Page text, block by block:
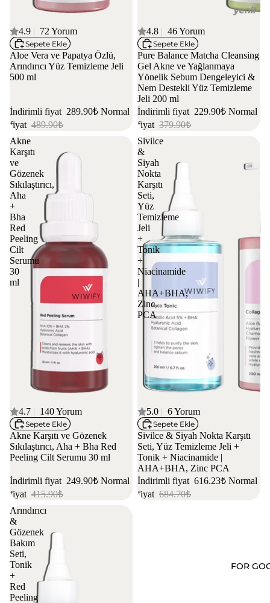
FOR
4 AL 3 ÖDE
4.9 | 72 Yorum
Sepete Ekle
Aloe Vera ve Papatya Özlü,
Arındırıcı Yüz Temizleme Jeli
500 ml
İndirimli fiyat 289.90₺ Normal
fiyat 489.90₺
4 AL 3 ÖDE
4.8 | 46 Yorum
Sepete Ekle
Pure Balance Matcha Cleansing
Gel Akne ve Yağlanmaya
Yönelik Sebum Dengeleyici &
Nem Destekli Yüz Temizleme
Jeli 200 ml
İndirimli fiyat 229.90₺ Normal
fiyat 379.90₺
Akne
Karşıtı
ve
Gözenek
Sıkılaştırıcı,
Aha
+
Bha
Red
Peeling
Cilt
Serumu
30
ml
4 AL 3 ÖDE
4.7 | 140 Yorum
Sepete Ekle
Akne Karşıtı ve Gözenek
Sıkılaştırıcı, Aha + Bha Red
Peeling Cilt Serumu 30 ml
İndirimli fiyat 249.90₺ Normal
fiyat 415.90₺
Sivilce
&
Siyah
Nokta
Karşıtı
Seti,
Yüz
Temizleme
Jeli
+
Tonik
+
Niacinamide
|
AHA+BHA,
Zinc
PCA
İNDİRİM
5.0 | 6 Yorum
Sepete Ekle
Sivilce & Siyah Nokta Karşıtı
Seti, Yüz Temizleme Jeli +
Tonik + Niacinamide |
AHA+BHA, Zinc PCA
İndirimli fiyat 616.23₺ Normal
fiyat 684.70₺
Arındırıcı
&
Gözenek
Bakım
Seti,
Tonik
+
Red
Peeling